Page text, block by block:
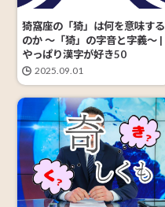
猗窩座の「猗」は何を意味する
のか ～「猗」の字音と字義〜 |
やっぱり漢字が好き50
2025.09.01